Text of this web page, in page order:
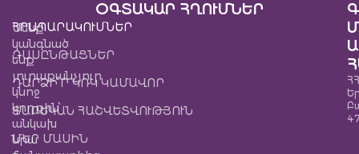
Մենք
կանգնած
ենք
յուրաքանչյուր
կնոջ
կողքին՝
անկախ
նրա
ՕԳՏԱԿԱՐ ՀՂՈՒՄՆԵՐ
ՀՐԱՊԱՐԱԿՈՒՄՆԵՐ
ԴԱՍԸՆԹԱՑՆԵՐ
ԴԱՐՁԻ՜Ր ԿՌԿ ԿԱՄԱՎՈՐ
ՏԱՐԵԿԱՆ ՀԱՇՎԵՏՎՈՒԹՅՈՒՆ
ՄԵՐ ՄԱՍԻՆ